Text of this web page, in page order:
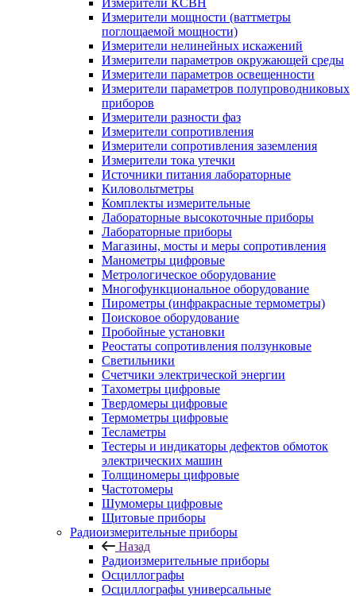
Измерители КСВН
Измерители мощности (ваттметры
поглощаемой мощности)
Измерители нелинейных искажений
Измерители параметров окружающей среды
Измерители параметров освещенности
Измерители параметров полупроводниковых
приборов
Измерители разности фаз
Измерители сопротивления
Измерители сопротивления заземления
Измерители тока утечки
Источники питания лабораторные
Киловольтметры
Комплекты измерительные
Лабораторные высокоточные приборы
Лабораторные приборы
Магазины, мосты и меры сопротивления
Манометры цифровые
Метрологическое оборудование
Многофункциональное оборудование
Пирометры (инфракрасные термометры)
Поисковое оборудование
Пробойные установки
Реостаты сопротивления ползунковые
Светильники
Счетчики электрической энергии
Тахометры цифровые
Твердомеры цифровые
Термометры цифровые
Тесламетры
Тестеры и индикаторы дефектов обмоток
электрических машин
Толщиномеры цифровые
Частотомеры
Шумомеры цифровые
Щитовые приборы
Радиоизмерительные приборы
Назад
Радиоизмерительные приборы
Осциллографы
Осциллографы универсальные